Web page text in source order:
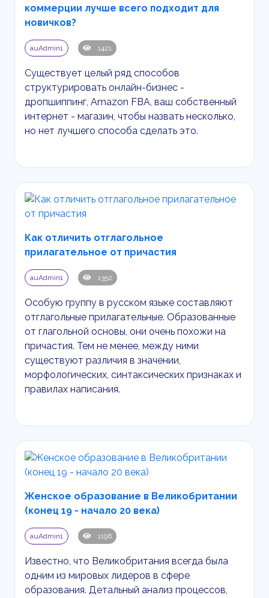
коммерции лучше всего подходит для
новичков?
auAdmin1 1421
Существует целый ряд способов
структурировать онлайн-бизнес -
дропшиппинг, Amazon FBA, ваш собственный
интернет - магазин, чтобы назвать несколько,
но нет лучшего способа сделать это.
Как отличить отглагольное
прилагательное от причастия
auAdmin1 1352
Особую группу в русском языке составляют
отглагольные прилагательные. Образованные
от глагольной основы, они очень похожи на
причастия. Тем не менее, между ними
существуют различия в значении,
морфологических, синтаксических признаках и
правилах написания.
Женское образование в Великобритании
(конец 19 - начало 20 века)
auAdmin1 1196
Известно, что Великобритания всегда была
одним из мировых лидеров в сфере
образования. Детальный анализ процессов,